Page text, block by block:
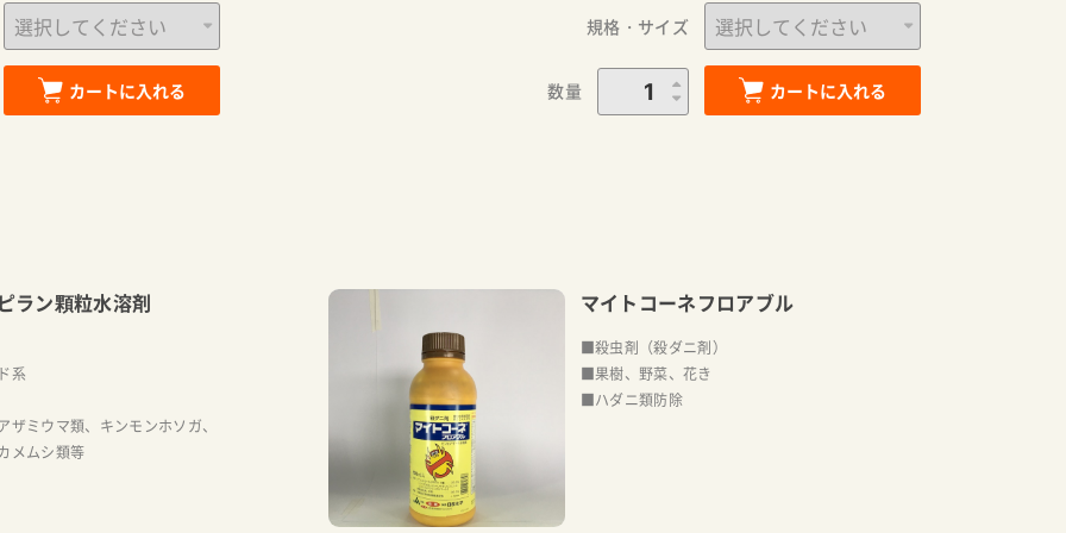
カートに入れる
規格・サイズ
数量 カートに入れる
ラン顆粒水溶剤
系
ミウマ類、キンモンホソガ、
メムシ類等
マイトコーネフロアブル
■殺虫剤（殺ダニ剤）
■果樹、野菜、花き
■ハダニ類防除